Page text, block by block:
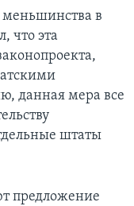
меньшинства в
что эта
данная мера все
штаты
предложение